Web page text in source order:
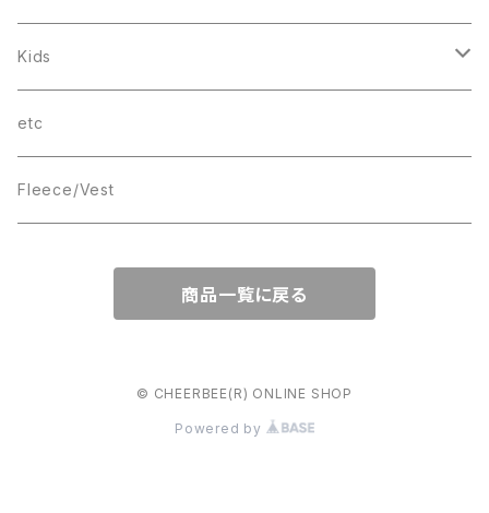
THINGS
wave
Box Logo
Kids
T-SHIRT
etc
Fleece/Vest
商品一覧に戻る
© CHEERBEE(R) ONLINE SHOP
Powered by